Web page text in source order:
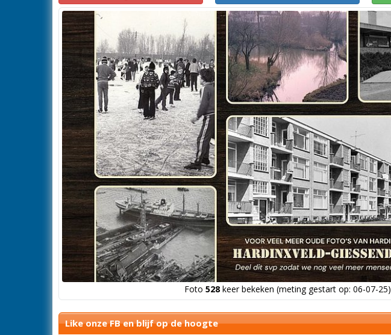
Foto 528keer bekeken (meting gestart op: 06-07-25)
Like onze FB en blijf op de hoogte